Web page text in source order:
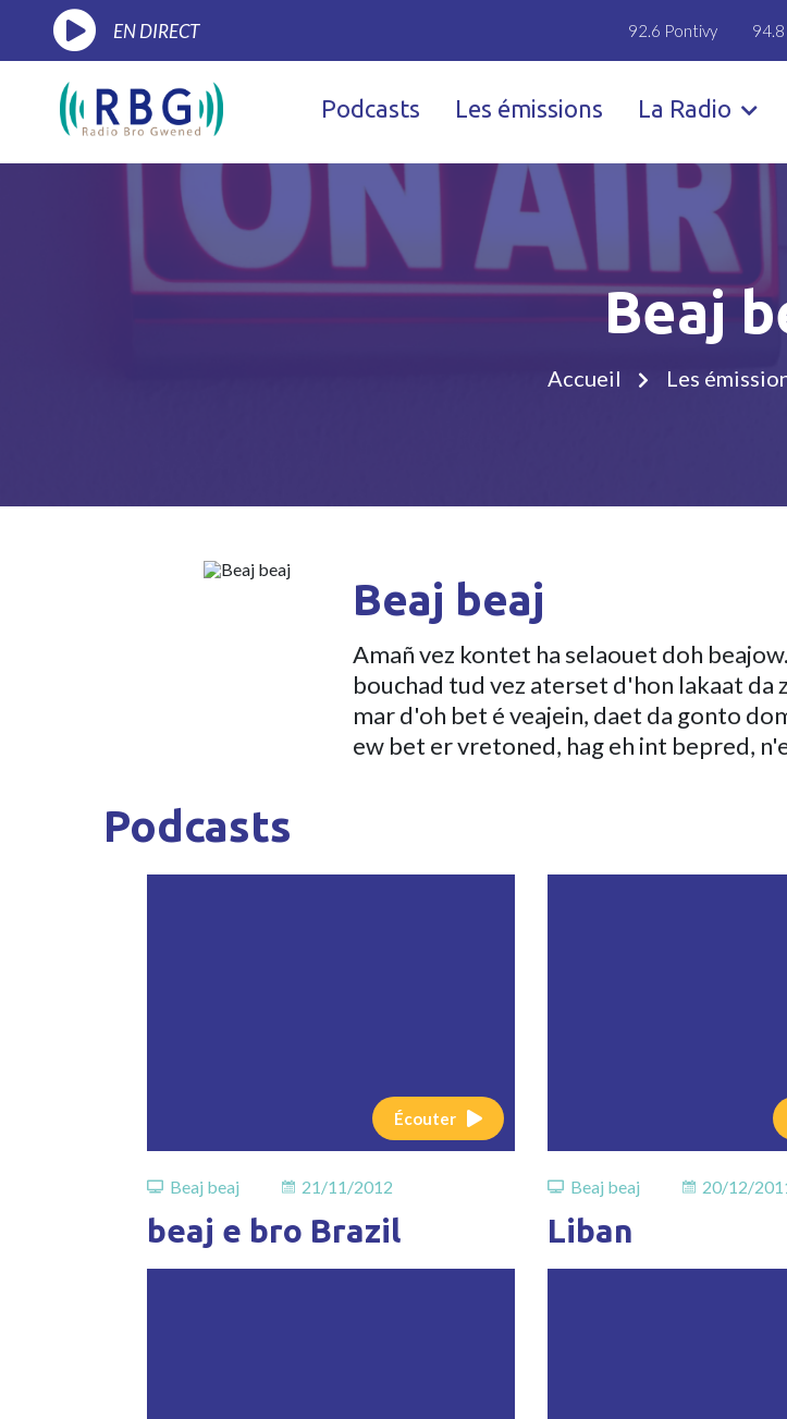
EN DIRECT 92.6 Pontivy
Podcasts Les émissions La Radio
Beaj
Accueil Les
Beaj beaj
Amañ vez kontet ha selaouet doh
bouchad tud vez aterset d'hon lakaat da
mar d'oh bet é veajein, daet da gonto
ew bet er vretoned, hag eh int bepred,
Podcasts
Écouter
Beaj beaj 21/11/2012
beaj e bro Brazil
Beaj beaj 20/12/
Liban